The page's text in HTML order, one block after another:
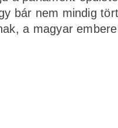
bár nem mindig
a magyar